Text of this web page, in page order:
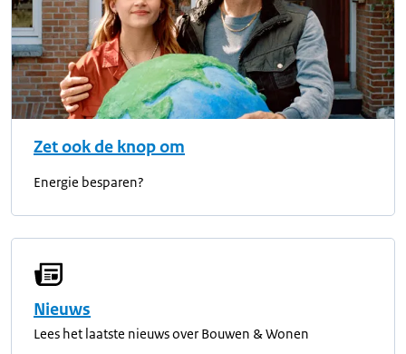
Zet ook de knop om
Energie besparen?
Nieuws
Lees het laatste nieuws over Bouwen & Wonen